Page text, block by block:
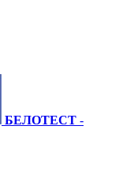
БЕЛОТЕСТ -